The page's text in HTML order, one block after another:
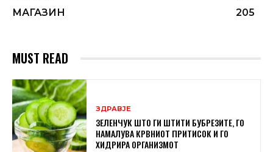
МАГАЗИН
205
MUST READ
ЗДРАВЈЕ
ЗЕЛЕНЧУК ШТО ГИ ШТИТИ БУБРЕЗИТЕ, ГО
НАМАЛУВА КРВНИОТ ПРИТИСОК И ГО
ХИДРИРА ОРГАНИЗМОТ